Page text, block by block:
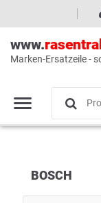
www.
Marken-Ersatzeile -
BOSCH